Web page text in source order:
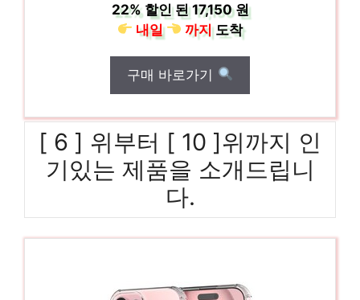
22%할인 된17,150 원
내일
까지도착
구매 바로가기
[ 6 ] 위부터 [ 10 ]위까지 인
기있는 제품을 소개드립니
다.